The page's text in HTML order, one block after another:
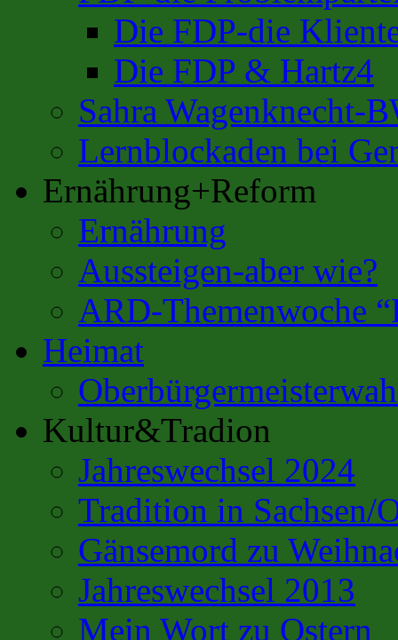
Die FDP-die
Die FDP & Hartz4
Sahra Wagenknecht-
Lernblockaden bei
Ernährung+Reform
Ernährung
Aussteigen-aber wie?
ARD-Themenwoche
Heimat
Kultur&Tradion
Jahreswechsel 2024
Tradition in Sachsen/
Gänsemord zu
Jahreswechsel 2013
Mein Wort zu Ostern